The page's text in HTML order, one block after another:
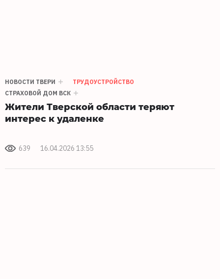
НОВОСТИ ТВЕРИ
ТРУДОУСТРОЙСТВО
СТРАХОВОЙ ДОМ ВСК
Жители Тверской области теряют
интерес к удаленке
639 16.04.2026 13:55